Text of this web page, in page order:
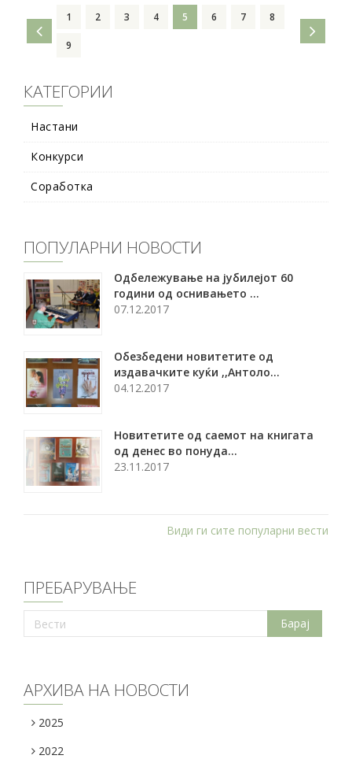
1 2 3 4 5 6 7 8
9
КАТЕГОРИИ
Настани
Конкурси
Соработка
ПОПУЛАРНИ НОВОСТИ
Oдбележување на јубилејот 60
години од оснивањето ...
07.12.2017
Обезбедени новитетите од
издавачките куќи ,,Антоло...
04.12.2017
Новитетите од саемот на книгата
од денес во понуда...
23.11.2017
Види ги сите популарни вести
ПРЕБАРУВАЊЕ
АРХИВА НА НОВОСТИ
2025
2022